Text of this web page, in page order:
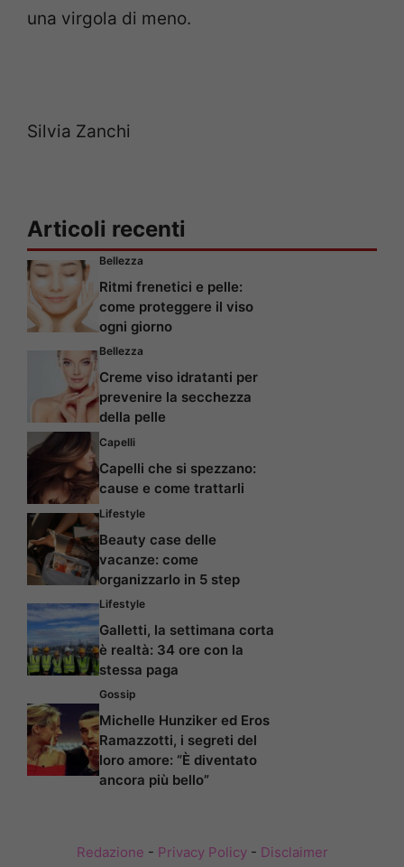
una virgola di meno.
Silvia Zanchi
Articoli recenti
Bellezza
Ritmi frenetici e pelle:
come proteggere il viso
ogni giorno
Bellezza
Creme viso idratanti per
prevenire la secchezza
della pelle
Capelli
Capelli che si spezzano:
cause e come trattarli
Lifestyle
Beauty case delle
vacanze: come
organizzarlo in 5 step
Lifestyle
Galletti, la settimana corta
è realtà: 34 ore con la
stessa paga
Gossip
Michelle Hunziker ed Eros
Ramazzotti, i segreti del
loro amore: “È diventato
ancora più bello”
Redazione - Privacy Policy- Disclaimer